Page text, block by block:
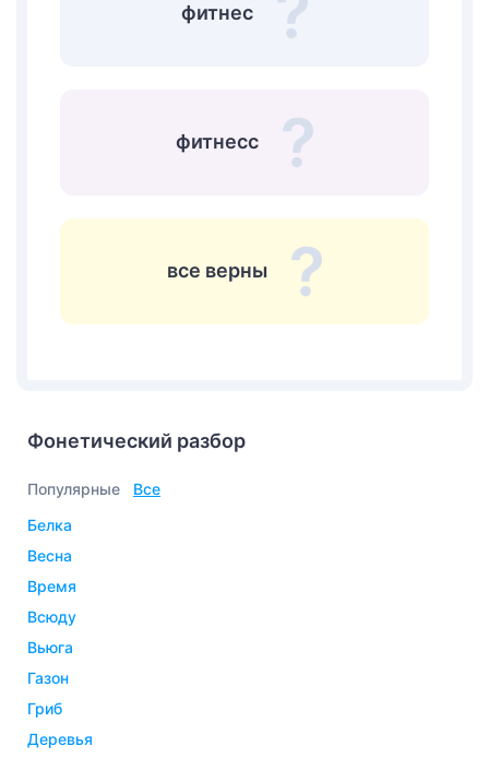
фитнес
фитнесс
все верны
Фонетический разбор
Популярные
Все
белка
весна
время
всюду
вьюга
газон
гриб
деревья